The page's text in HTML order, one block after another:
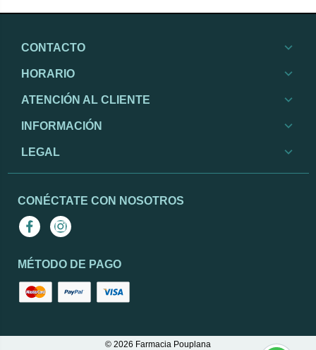
CONTACTO
HORARIO
ATENCIÓN AL CLIENTE
INFORMACIÓN
LEGAL
CONÉCTATE CON NOSOTROS
FacebookInstagram
MÉTODO DE PAGO
© 2026 Farmacia Pouplana